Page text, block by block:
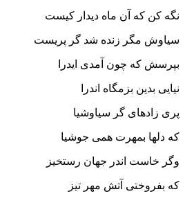
نگه کن که آن ماه دیدار کیست
سیاوش مگر زنده شد گر پریست‏
بپرسش که چون آمدى ایدرا
نیایى بدین بزمگاه اندرا
پرى زاده‏اى گر سیاوشیا
که دلها بمهرت همى جوشیا
وگر خاست اندر جهان رستخیز
که بفروختى آتش مهر تیز